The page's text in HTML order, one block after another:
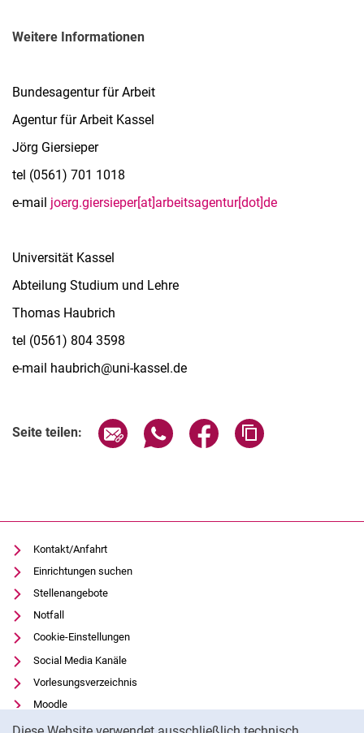
Weitere Informationen
Bundesagentur für Arbeit
Agentur für Arbeit Kassel
Jörg Giersieper
tel (0561) 701 1018
e-mail joerg.giersieper[at]arbeitsagentur[dot]de
Universität Kassel
Abteilung Studium und Lehre
Thomas Haubrich
tel (0561) 804 3598
e-mail haubrich@uni-kassel.de
Seite teilen: Seite über E-Mail teilen
Seite über WhatsApp teilen
Seite über Facebook
Kontakt/Anfahrt
Einrichtungen suchen
Stellenangebote
Notfall
Cookie-Einstellungen
Social Media Kanäle
Vorlesungsverzeichnis
Moodle
Panopto